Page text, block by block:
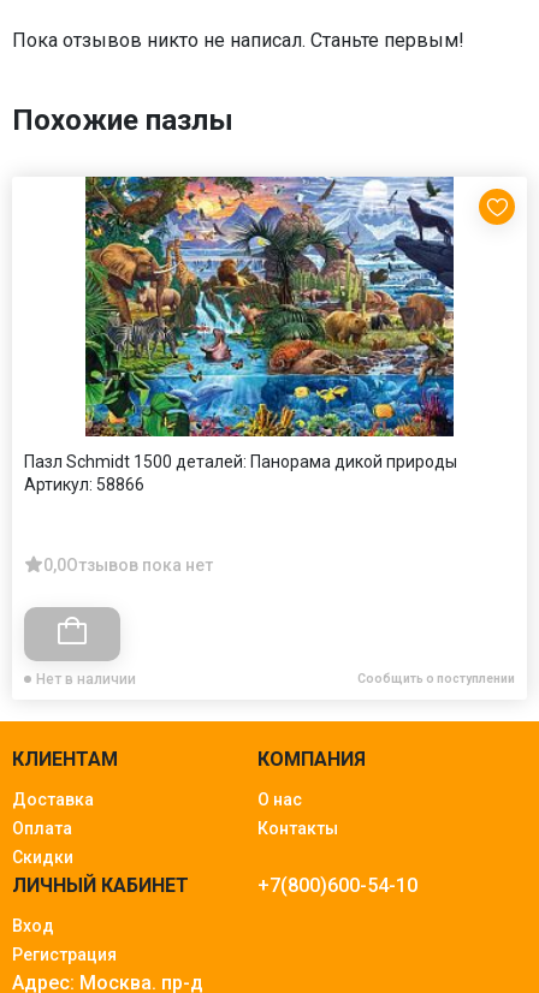
Пока отзывов никто не написал. Станьте первым!
Похожие пазлы
Пазл Schmidt 1500 деталей: Панорама дикой природы
Артикул: 58866
0,0Отзывов пока нет
Нет в наличии Сообщить о поступлении
КЛИЕНТАМ
Доставка
Оплата
Скидки
КОМПАНИЯ
О нас
Контакты
ЛИЧНЫЙ КАБИНЕТ
Вход
Регистрация
+7(800)600-54-10
Адрес: Москва. пр-д